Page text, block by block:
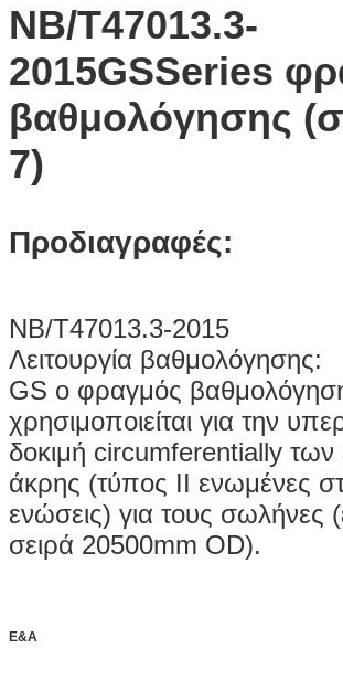
NB/T47013.3-
2015GSSeries
βαθμολόγησης
7)
Προδιαγραφές:
NB/T47013.3-2015
Λειτουργία βαθμολόγησης:
GS ο φραγμός
χρησιμοποιείται για την
δοκιμή circumferentially
άκρης (τύπος ΙΙ ενωμένες
ενώσεις) για τους σωλήνες
σειρά 20500mm OD).
Ε&Α